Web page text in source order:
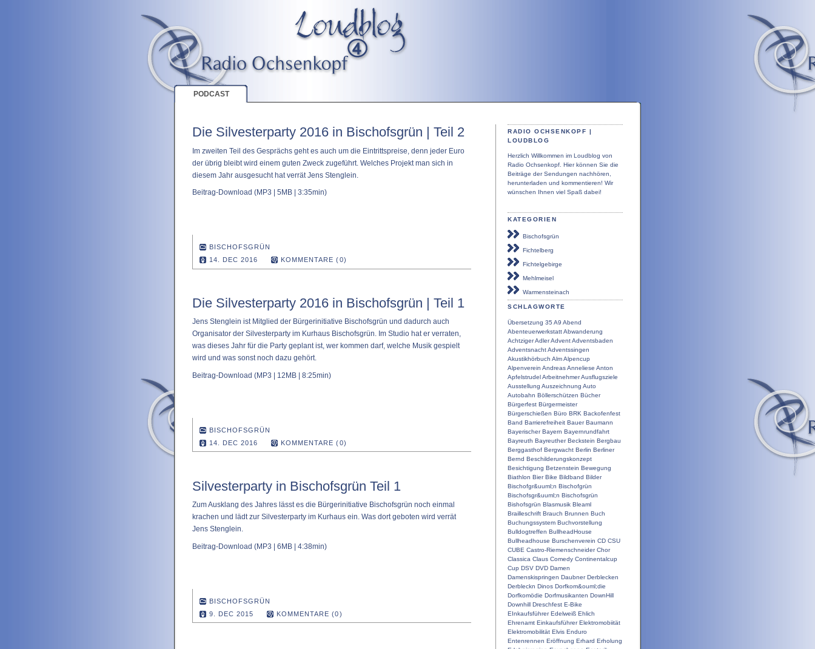
PODCAST
RADIO OCHSENKOPF |
LOUDBLOG
Herzlich Willkommen im Loudblog von
Radio Ochsenkopf. Hier können Sie die
Beiträge der Sendungen nachhören,
herunterladen und kommentieren! Wir
wünschen Ihnen viel Spaß dabei!
KATEGORIEN
Bischofsgrün
Fichtelberg
Fichtelgebirge
Mehlmeisel
Warmensteinach
SCHLAGWORTE
Übersetzung 35 A9 Abend
AbenteuerwerkstattAbwanderung
AchtzigerAdlerAdventAdventsbaden
AdventsnachtAdventssingen
Akustikhörbuch AlmAlpencup
Alpenverein AndreasAnneliese Anton
ApfelstrudelArbeitnehmerAusflugsziele
Ausstellung Auszeichnung Auto
Autobahn Böllerschützen Bücher
Bürgerfest Bürgermeister
Bürgerschießen Büro BRK Backofenfest
Band Barrierefreiheit Bauer Baumann
Bayerischer Bayern Bayernrundfahrt
Bayreuth Bayreuther Beckstein Bergbau
Berggasthof Bergwacht Berlin Berliner
Bernd Beschilderungskonzept
Besichtigung Betzenstein Bewegung
Biathlon Bier Bike Bildband Bilder
Bischofgr&uuml;n Bischofgrün
Bischofsgr&uuml;n Bischofsgrün
Bishofsgrün Blasmusik Bleaml
Brailleschrift Brauch Brunnen Buch
Buchungssystem Buchvorstellung
Bulldogtreffen BullheadHouse
Bullheadhouse Burschenverein CD CSU
CUBE Castro-Riemenschneider Chor
Classica Claus Comedy Continentalcup
Cup DSV DVD Damen
Damenskispringen Daubner Derblecken
Derbleckn Dinos Dorfkom&ouml;die
Dorfkomödie Dorfmusikanten DownHill
Downhill Dreschfest E-Bike
EInkaufsführer Edelweiß Ehlich
Ehrenamt Einkaufsführer Elektromobiität
Elektromobilität Elvis Enduro
Entenrennen Eröffnung Erhard Erholung
Die Silvesterparty 2016 in Bischofsgrün | Teil 2
Im zweiten Teil des Gesprächs geht es auch um die Eintrittspreise, denn jeder Euro
der übrig bleibt wird einem guten Zweck zugeführt. Welches Projekt man sich in
diesem Jahr ausgesucht hat verrät Jens Stenglein.
Beitrag-Download (MP3 | 5MB | 3:35min)
BISCHOFSGRÜN
14. DEC 2016
KOMMENTARE (0)
Die Silvesterparty 2016 in Bischofsgrün | Teil 1
Jens Stenglein ist Mitglied der Bürgerinitiative Bischofsgrün und dadurch auch
Organisator der Silvesterparty im Kurhaus Bischofsgrün. Im Studio hat er verraten,
was dieses Jahr für die Party geplant ist, wer kommen darf, welche Musik gespielt
wird und was sonst noch dazu gehört.
Beitrag-Download (MP3 | 12MB | 8:25min)
BISCHOFSGRÜN
14. DEC 2016
KOMMENTARE (0)
Silvesterparty in Bischofsgrün Teil 1
Zum Ausklang des Jahres lässt es die Bürgerinitiative Bischofsgrün noch einmal
krachen und lädt zur Silvesterparty im Kurhaus ein. Was dort geboten wird verrät
Jens Stenglein.
Beitrag-Download (MP3 | 6MB | 4:38min)
BISCHOFSGRÜN
9. DEC 2015
KOMMENTARE (0)